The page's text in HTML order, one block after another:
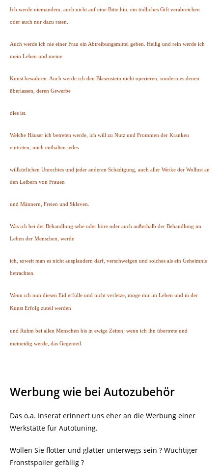
Ich werde niemandem, auch nicht auf eine Bitte hin, ein tödliches Gift verabreichen
oder auch nur dazu raten.
Auch werde ich nie einer Frau ein Abtreibungsmittel geben. Heilig und rein werde ich
mein Leben und meine
Kunst bewahren. Auch werde ich den Blasenstein nicht operieren, sondern es denen
überlassen, deren Gewerbe
dies ist.
Welche Häuser ich betreten werde, ich will zu Nutz und Frommen der Kranken
eintreten, mich enthalten jedes
willkürlichen Unrechtes und jeder anderen Schädigung, auch aller Werke der Wollust an
den Leibern von Frauen
und Männern, Freien und Sklaven.
Was ich bei der Behandlung sehe oder höre oder auch außerhalb der Behandlung im
Leben der Menschen, werde
ich, soweit man es nicht ausplaudern darf, verschweigen und solches als ein Geheimnis
betrachten.
Wenn ich nun diesen Eid erfülle und nicht verletze, möge mir im Leben und in der
Kunst Erfolg zuteil werden
und Ruhm bei allen Menschen bis in ewige Zeiten; wenn ich ihn übertrete und
meineidig werde, das Gegenteil.
Werbung wie bei Autozubehör
Das o.a. Inserat erinnert uns eher an die Werbung einer
Werkstätte für Autotuning.
Wollen Sie flotter und glatter unterwegs sein ? Wuchtiger
Fronstspoiler gefällig ?